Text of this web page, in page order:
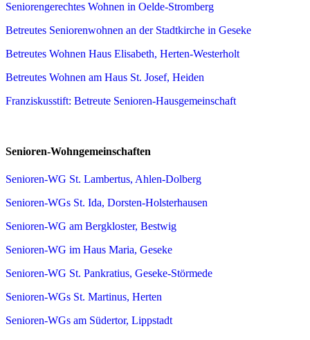
Seniorengerechtes Wohnen in Oelde-Stromberg
Betreutes Seniorenwohnen an der Stadtkirche in Geseke
Betreutes Wohnen Haus Elisabeth, Herten-Westerholt
Betreutes Wohnen am Haus St. Josef, Heiden
Franziskusstift: Betreute Senioren-Hausgemeinschaft
Senioren-Wohngemeinschaften
Senioren-WG St. Lambertus, Ahlen-Dolberg
Senioren-WGs St. Ida, Dorsten-Holsterhausen
Senioren-WG am Bergkloster, Bestwig
Senioren-WG im Haus Maria, Geseke
Senioren-WG St. Pankratius, Geseke-Störmede
Senioren-WGs St. Martinus, Herten
Senioren-WGs am Südertor, Lippstadt